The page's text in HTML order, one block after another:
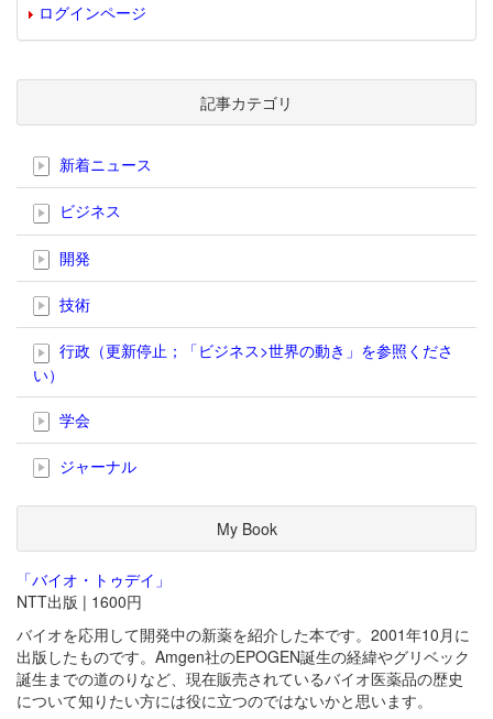
ログインページ
記事カテゴリ
新着ニュース
ビジネス
開発
技術
行政（更新停止；「ビジネス>世界の動き」を参照くださ
い）
学会
ジャーナル
My Book
「バイオ・トゥデイ」
NTT出版 | 1600円
バイオを応用して開発中の新薬を紹介した本です。2001年10月に
出版したものです。Amgen社のEPOGEN誕生の経緯やグリベック
誕生までの道のりなど、現在販売されているバイオ医薬品の歴史
について知りたい方には役に立つのではないかと思います。